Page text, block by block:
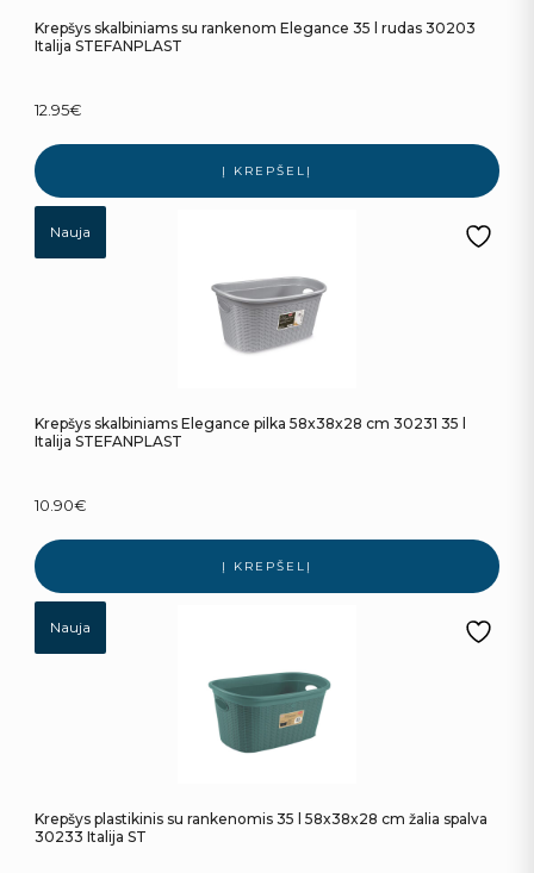
Krepšys skalbiniams su rankenom Elegance 35 l rudas 30203
Italija STEFANPLAST
12.95€
Į KREPŠELĮ
Nauja
Krepšys skalbiniams Elegance pilka 58x38x28 cm 30231 35 l
Italija STEFANPLAST
10.90€
Į KREPŠELĮ
Nauja
Krepšys plastikinis su rankenomis 35 l 58x38x28 cm žalia spalva
30233 Italija ST